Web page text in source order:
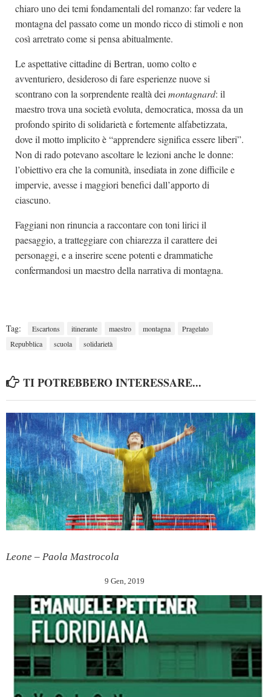
chiaro uno dei temi fondamentali del romanzo: far vedere la
montagna del passato come un mondo ricco di stimoli e non
così arretrato come si pensa abitualmente.
Le aspettative cittadine di Bertran, uomo colto e
avventuriero, desideroso di fare esperienze nuove si
scontrano con la sorprendente realtà dei montagnard: il
maestro trova una società evoluta, democratica, mossa da un
profondo spirito di solidarietà e fortemente alfabetizzata,
dove il motto implicito è “apprendere significa essere liberi”.
Non di rado potevano ascoltare le lezioni anche le donne:
l’obiettivo era che la comunità, insediata in zone difficile e
impervie, avesse i maggiori benefici dall’apporto di
ciascuno.
Faggiani non rinuncia a raccontare con toni lirici il
paesaggio, a tratteggiare con chiarezza il carattere dei
personaggi, e a inserire scene potenti e drammatiche
confermandosi un maestro della narrativa di montagna.
Tag: Escartons itinerante maestro montagna
Pragelato
Repubblica
scuola solidarietà
TI POTREBBERO INTERESSARE...
Leone – Paola Mastrocola
9 Gen, 2019